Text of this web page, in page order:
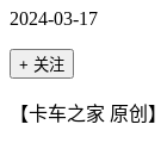
2024-03-17
+ 关注
【卡车之家 原